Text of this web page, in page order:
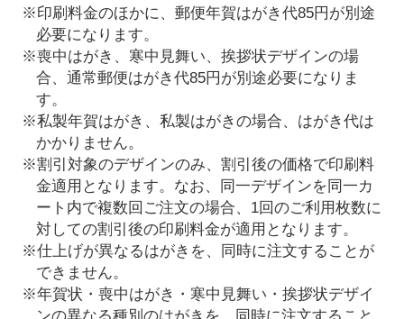
※印刷料金のほかに、郵便年賀はがき代85円が別途
必要になります。
※喪中はがき、寒中見舞い、挨拶状デザインの場
合、通常郵便はがき代85円が別途必要になりま
す。
※私製年賀はがき、私製はがきの場合、はがき代は
かかりません。
※割引対象のデザインのみ、割引後の価格で印刷料
金適用となります。なお、同一デザインを同一カ
ート内で複数回ご注文の場合、1回のご利用枚数に
対しての割引後の印刷料金が適用となります。
※仕上げが異なるはがきを、同時に注文することが
できません。
※年賀状・喪中はがき・寒中見舞い・挨拶状デザイ
ンの異なる種別のはがきを、同時に注文すること